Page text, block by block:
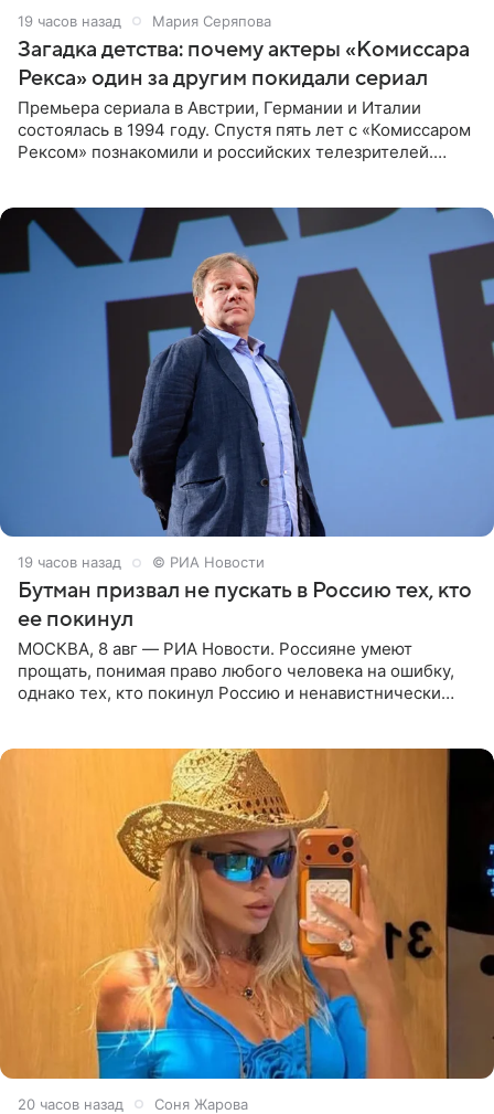
19 часов назад Мария Серяпова
Загадка детства: почему актеры «Комиссара
Рекса» один за другим покидали сериал
Премьера сериала в Австрии, Германии и Италии
состоялась в 1994 году. Спустя пять лет с «Комиссаром
Рексом» познакомили и российских телезрителей.
19 часов назад © РИА Новости
Бутман призвал не пускать в Россию тех, кто
ее покинул
МОСКВА, 8 авг — РИА Новости. Россияне умеют
прощать, понимая право любого человека на ошибку,
однако тех, кто покинул Россию и ненавистнически
20 часов назад Соня Жарова